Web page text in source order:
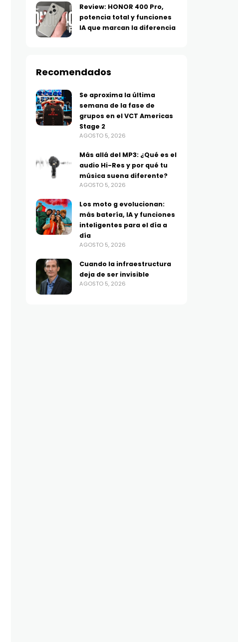
Review: HONOR 400 Pro,
potencia total y funciones
IA que marcan la diferencia
Recomendados
Se aproxima la última
semana de la fase de
grupos en el VCT Americas
Stage 2
AGOSTO 5, 2026
Más allá del MP3: ¿Qué es el
audio Hi-Res y por qué tu
música suena diferente?
AGOSTO 5, 2026
Los moto g evolucionan:
más batería, IA y funciones
inteligentes para el día a
día
AGOSTO 5, 2026
Cuando la infraestructura
deja de ser invisible
AGOSTO 5, 2026